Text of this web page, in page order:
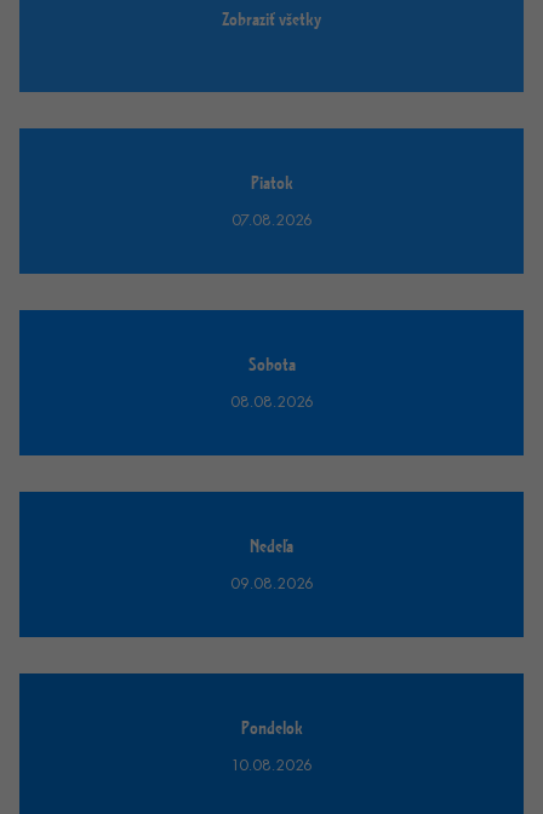
Zobraziť všetky
Piatok
07.08.2026
Sobota
08.08.2026
Nedeľa
09.08.2026
Pondelok
10.08.2026